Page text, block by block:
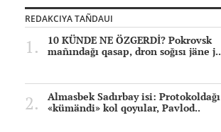
REDAKCIYA TAÑDAUI
10 KÜNDE NE ÖZGERDİ? Pokrovsk
mañındağı qasap, dron soğısı jäne j..
Almasbek Sadırbay isi: Protokoldağı
«kümändi» kol qoyular, Pavlod..